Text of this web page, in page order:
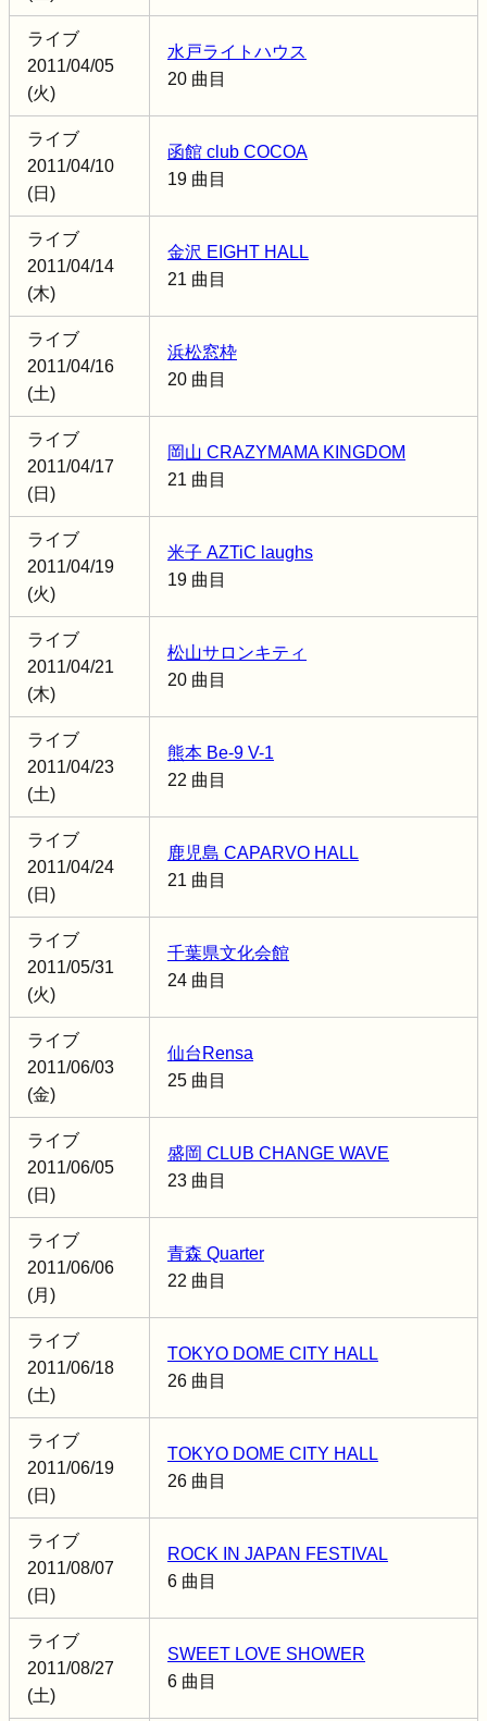
ライブ
2011/04/05
(火)
水戸ライトハウス
20 曲目
ライブ
2011/04/10
(日)
函館 club COCOA
19 曲目
ライブ
2011/04/14
(木)
金沢 EIGHT HALL
21 曲目
ライブ
2011/04/16
(土)
浜松窓枠
20 曲目
ライブ
2011/04/17
(日)
岡山 CRAZYMAMA KINGDOM
21 曲目
ライブ
2011/04/19
(火)
米子 AZTiC laughs
19 曲目
ライブ
2011/04/21
(木)
松山サロンキティ
20 曲目
ライブ
2011/04/23
(土)
熊本 Be-9 V-1
22 曲目
ライブ
2011/04/24
(日)
鹿児島 CAPARVO HALL
21 曲目
ライブ
2011/05/31
(火)
千葉県文化会館
24 曲目
ライブ
2011/06/03
(金)
仙台Rensa
25 曲目
ライブ
2011/06/05
(日)
盛岡 CLUB CHANGE WAVE
23 曲目
ライブ
2011/06/06
(月)
青森 Quarter
22 曲目
ライブ
2011/06/18
(土)
TOKYO DOME CITY HALL
26 曲目
ライブ
2011/06/19
(日)
TOKYO DOME CITY HALL
26 曲目
ライブ
2011/08/07
(日)
ROCK IN JAPAN FESTIVAL
6 曲目
ライブ
2011/08/27
(土)
SWEET LOVE SHOWER
6 曲目